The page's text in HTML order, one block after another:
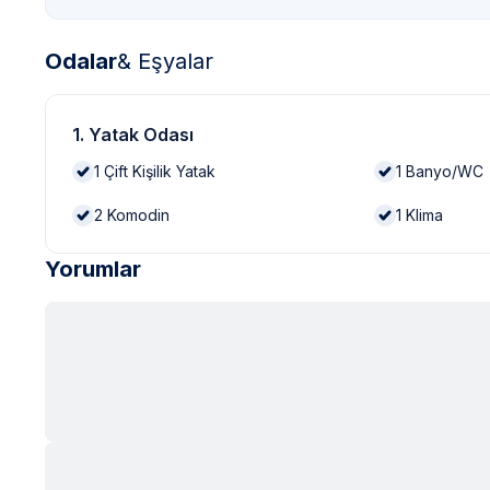
Odalar& Eşyalar
1. Yatak Odası
1 Çift Kişilik Yatak 1 Banyo/WC
2 Komodin 1 Klima
Yorumlar